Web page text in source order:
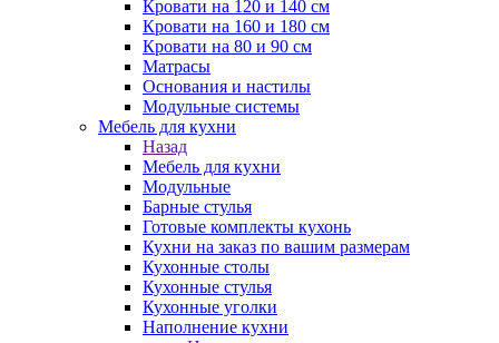
Кровати на 120 и 140 см
Кровати на 160 и 180 см
Кровати на 80 и 90 см
Матрасы
Основания и настилы
Модульные системы
Мебель для кухни
Назад
Мебель для кухни
Модульные
Барные стулья
Готовые комплекты кухонь
Кухни на заказ по вашим размерам
Кухонные столы
Кухонные стулья
Кухонные уголки
Наполнение кухни